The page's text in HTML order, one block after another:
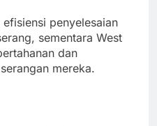
penyelesaian
sementara West
dan
mereka.